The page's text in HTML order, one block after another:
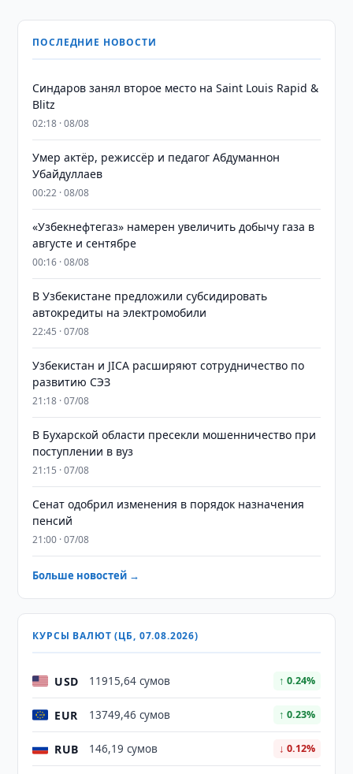
ПОСЛЕДНИЕ НОВОСТИ
Синдаров занял второе место на Saint Louis Rapid &
Blitz
02:18 · 08/08
Умер актёр, режиссёр и педагог Абдуманнон
Убайдуллаев
00:22 · 08/08
«Узбекнефтегаз» намерен увеличить добычу газа в
августе и сентябре
00:16 · 08/08
В Узбекистане предложили субсидировать
автокредиты на электромобили
22:45 · 07/08
Узбекистан и JICA расширяют сотрудничество по
развитию СЭЗ
21:18 · 07/08
В Бухарской области пресекли мошенничество при
поступлении в вуз
21:15 · 07/08
Сенат одобрил изменения в порядок назначения
пенсий
21:00 · 07/08
Больше новостей →
КУРСЫ ВАЛЮТ (ЦБ, 07.08.2026)
USD 11915,64 сумов ↑ 0.24%
EUR 13749,46 сумов ↑ 0.23%
RUB 146,19 сумов ↓ 0.12%